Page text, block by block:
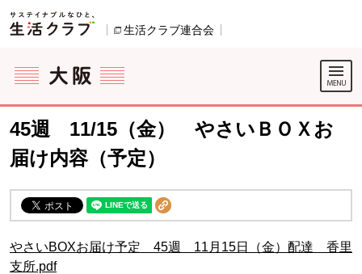
ページの先頭です。
生活クラブ連合会
ここからサイト内共通メニューです。
サイト内共通メニューをスキップする
サイト内共通メニューここまで。
45週 11/15（金） やさいＢＯＸお
届け内容（予定）
やさいBOXお届け予定 45週 11月15日（金）配達 香里
支所.pdf